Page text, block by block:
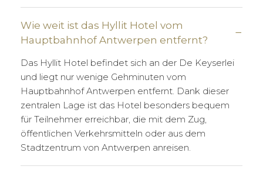
Wie weit ist das Hyllit Hotel vom
Hauptbahnhof Antwerpen entfernt?
Das Hyllit Hotel befindet sich an der De Keyserlei
und liegt nur wenige Gehminuten vom
Hauptbahnhof Antwerpen entfernt. Dank dieser
zentralen Lage ist das Hotel besonders bequem
für Teilnehmer erreichbar, die mit dem Zug,
öffentlichen Verkehrsmitteln oder aus dem
Stadtzentrum von Antwerpen anreisen.